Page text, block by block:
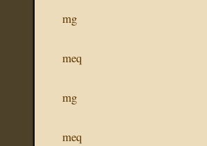
mg
meq
mg
meq